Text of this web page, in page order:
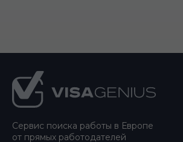
Подвал
сайта
Сервис поиска работы в Европе
от прямых работодателей